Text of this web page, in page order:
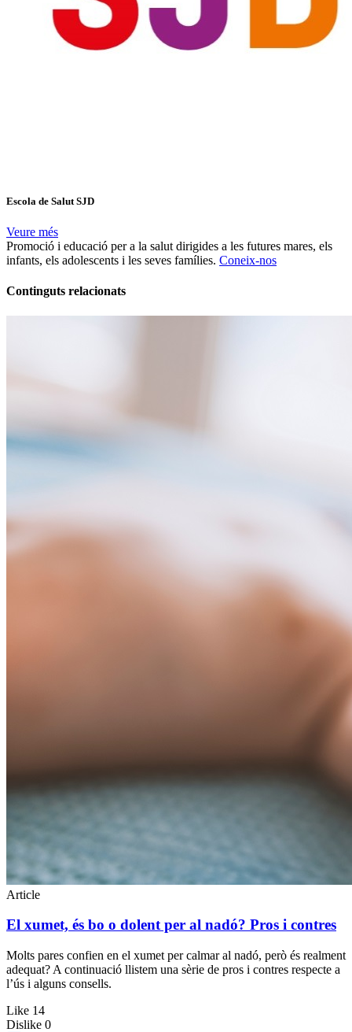
Escola de Salut SJD
Veure més
Promoció i educació per a la salut dirigides a les futures mares, els
infants, els adolescents i les seves famílies. Coneix-nos
Continguts relacionats
Article
El xumet, és bo o dolent per al nadó? Pros i contres
Molts pares confien en el xumet per calmar al nadó, però és realment
adequat? A continuació llistem una sèrie de pros i contres respecte a
l’ús i alguns consells.
Like 14
Dislike 0